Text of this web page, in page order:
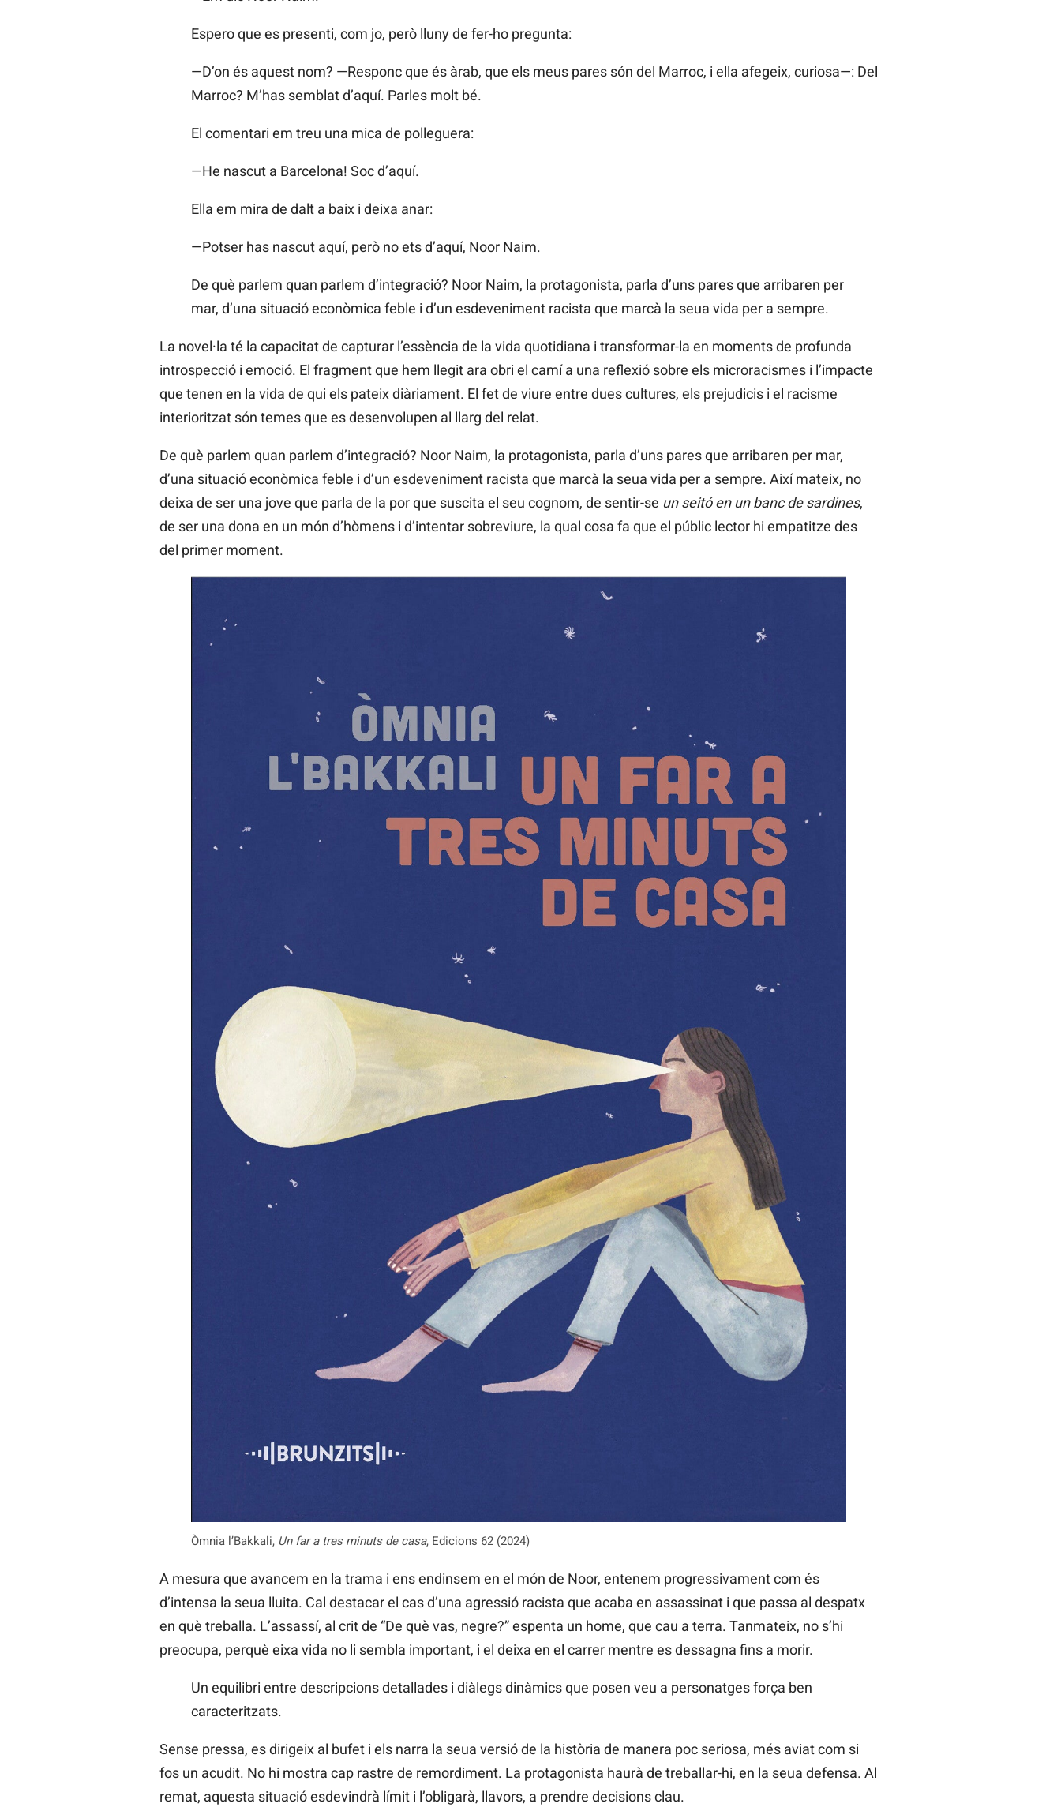
Espero que es presenti, com jo, però lluny de fer-ho pregunta:
—D’on és aquest nom? —Responc que és àrab, que els meus pares són del Marroc, i ella afegeix, curiosa—: Del
Marroc? M’has semblat d’aquí. Parles molt bé.
El comentari em treu una mica de polleguera:
—He nascut a Barcelona! Soc d’aquí.
Ella em mira de dalt a baix i deixa anar:
—Potser has nascut aquí, però no ets d’aquí, Noor Naim.
De què parlem quan parlem d’integració? Noor Naim, la protagonista, parla d’uns pares que arribaren per
mar, d’una situació econòmica feble i d’un esdeveniment racista que marcà la seua vida per a sempre.
La novel·la té la capacitat de capturar l’essència de la vida quotidiana i transformar-la en moments de profunda
introspecció i emoció. El fragment que hem llegit ara obri el camí a una reflexió sobre els microracismes i l’impacte
que tenen en la vida de qui els pateix diàriament. El fet de viure entre dues cultures, els prejudicis i el racisme
interioritzat són temes que es desenvolupen al llarg del relat.
De què parlem quan parlem d’integració? Noor Naim, la protagonista, parla d’uns pares que arribaren per mar,
d’una situació econòmica feble i d’un esdeveniment racista que marcà la seua vida per a sempre. Així mateix, no
deixa de ser una jove que parla de la por que suscita el seu cognom, de sentir-se un seitó en un banc de sardines,
de ser una dona en un món d’hòmens i d’intentar sobreviure, la qual cosa fa que el públic lector hi empatitze des
del primer moment.
Òmnia l’Bakkali, Un far a tres minuts de casa, Edicions 62 (2024)
A mesura que avancem en la trama i ens endinsem en el món de Noor, entenem progressivament com és
d’intensa la seua lluita. Cal destacar el cas d’una agressió racista que acaba en assassinat i que passa al despatx
en què treballa. L’assassí, al crit de “De què vas, negre?” espenta un home, que cau a terra. Tanmateix, no s’hi
preocupa, perquè eixa vida no li sembla important, i el deixa en el carrer mentre es dessagna fins a morir.
Un equilibri entre descripcions detallades i diàlegs dinàmics que posen veu a personatges força ben
caracteritzats.
Sense pressa, es dirigeix al bufet i els narra la seua versió de la història de manera poc seriosa, més aviat com si
fos un acudit. No hi mostra cap rastre de remordiment. La protagonista haurà de treballar-hi, en la seua defensa. Al
remat, aquesta situació esdevindrà límit i l’obligarà, llavors, a prendre decisions clau.